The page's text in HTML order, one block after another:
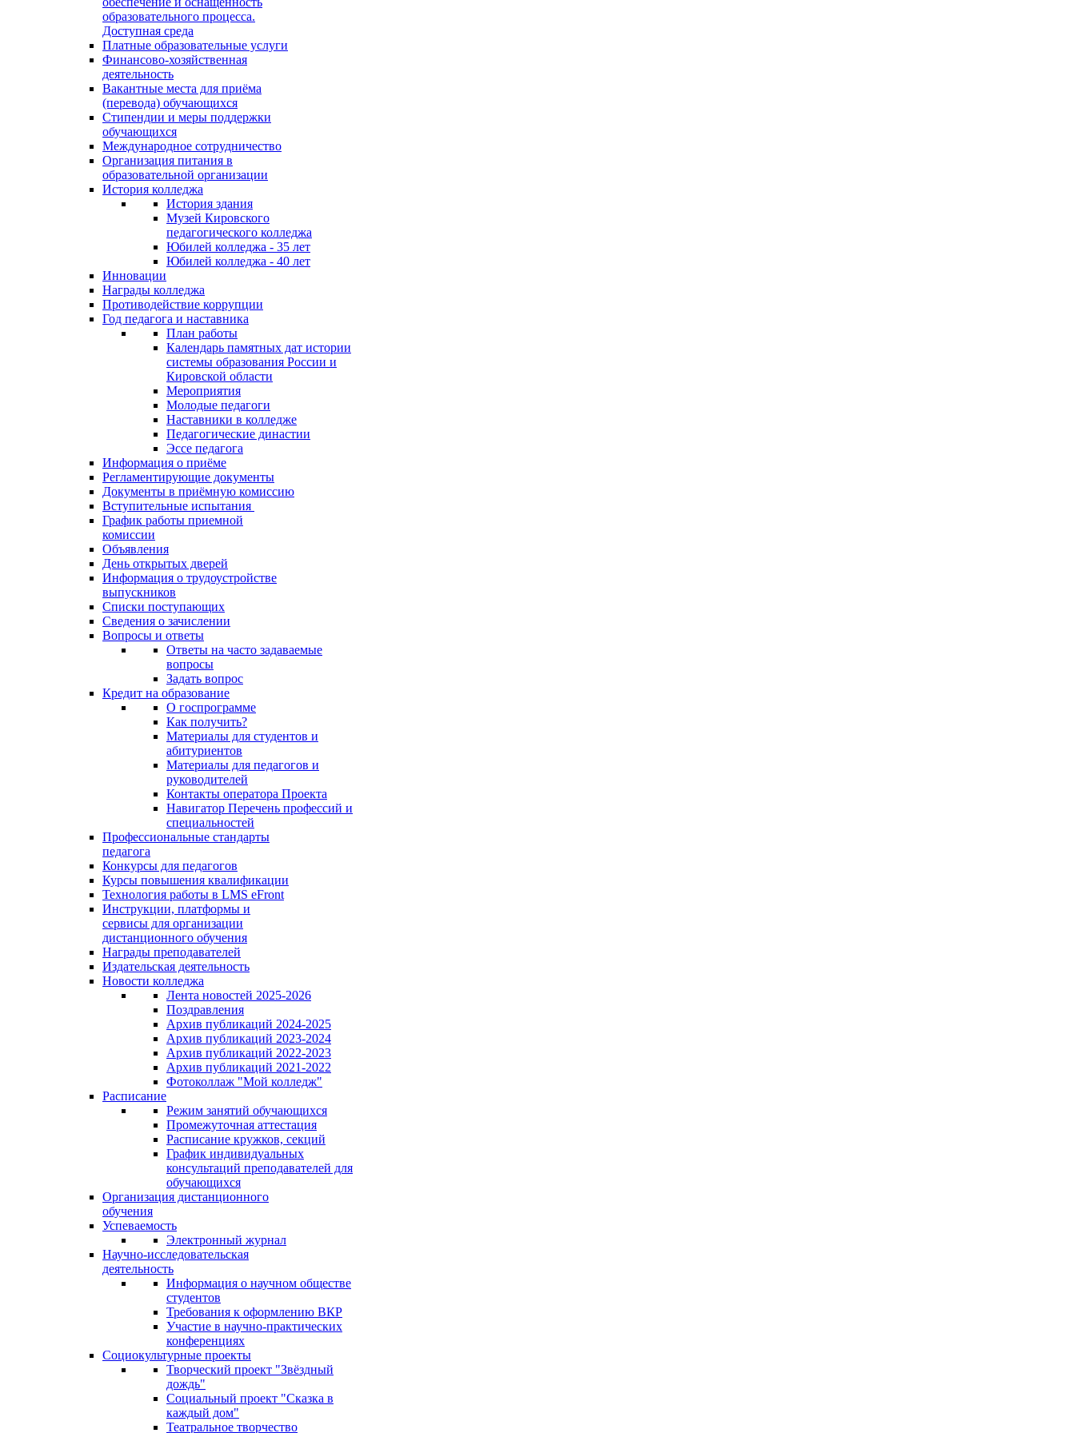
образовательного процесса.
Доступная среда
Платные образовательные услуги
Финансово-хозяйственная
деятельность
Вакантные места для приёма
(перевода) обучающихся
Стипендии и меры поддержки
обучающихся
Международное сотрудничество
Организация питания в
образовательной организации
История колледжа
История здания
Музей Кировского
педагогического колледжа
Юбилей колледжа - 35 лет
Юбилей колледжа - 40 лет
Инновации
Награды колледжа
Противодействие коррупции
Год педагога и наставника
План работы
Календарь памятных дат истории
системы образования России и
Кировской области
Мероприятия
Молодые педагоги
Наставники в колледже
Педагогические династии
Эссе педагога
Информация о приёме
Регламентирующие документы
Документы в приёмную комиссию
Вступительные испытания
График работы приемной
комиссии
Объявления
День открытых дверей
Информация о трудоустройстве
выпускников
Списки поступающих
Сведения о зачислении
Вопросы и ответы
Ответы на часто задаваемые
вопросы
Задать вопрос
Кредит на образование
О госпрограмме
Как получить?
Материалы для студентов и
абитуриентов
Материалы для педагогов и
руководителей
Контакты оператора Проекта
Навигатор Перечень профессий и
специальностей
Профессиональные стандарты
педагога
Конкурсы для педагогов
Курсы повышения квалификации
Технология работы в LMS eFront
Инструкции, платформы и
сервисы для организации
дистанционного обучения
Награды преподавателей
Издательская деятельность
Новости колледжа
Лента новостей 2025-2026
Поздравления
Архив публикаций 2024-2025
Архив публикаций 2023-2024
Архив публикаций 2022-2023
Архив публикаций 2021-2022
Фотоколлаж "Мой колледж"
Расписание
Режим занятий обучающихся
Промежуточная аттестация
Расписание кружков, секций
График индивидуальных
консультаций преподавателей для
обучающихся
Организация дистанционного
обучения
Успеваемость
Электронный журнал
Научно-исследовательская
деятельность
Информация о научном обществе
студентов
Требования к оформлению ВКР
Участие в научно-практических
конференциях
Социокультурные проекты
Творческий проект "Звёздный
дождь"
Социальный проект "Сказка в
каждый дом"
Театральное творчество